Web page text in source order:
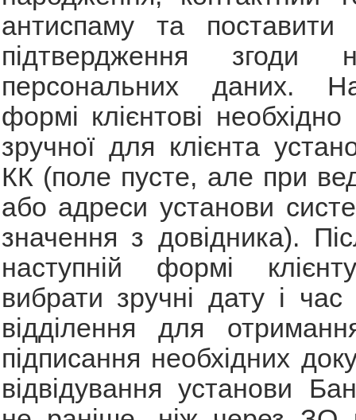
антиспаму та поставити
підтвердження згоди
персональних даних.
формі клієнтові
зручної для клієнта
КК (поле пусте, але при
або адреси установи
значення з довідника).
наступній формі
вибрати зручні дату і час
відділення для
підписання необхідних
відвідування установи